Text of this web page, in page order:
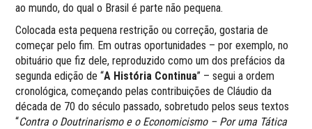
ao mundo, do qual o Brasil é parte não pequena.
Colocada esta pequena restrição ou correção, gostaria de
começar pelo fim. Em outras oportunidades – por exemplo, no
obituário que fiz dele, reproduzido como um dos prefácios da
segunda edição de “A História Continua” – segui a ordem
cronológica, começando pelas contribuições de Cláudio da
década de 70 do século passado, sobretudo pelos seus textos
“Contra o Doutrinarismo e o Economicismo – Por uma Tática